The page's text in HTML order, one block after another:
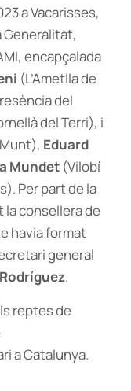
a Vacarisses,
Generalitat,
encapçalada
(L’Ametlla de
del
del Terri), i
Eduard
Mundet (Vilobí
Per part de la
consellera de
havia format
general
.
reptes de
a Catalunya.